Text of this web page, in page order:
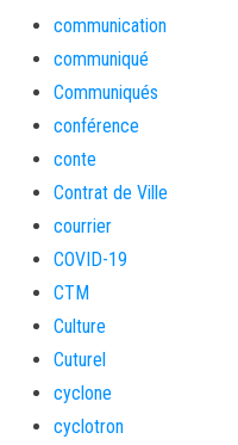
communication
communiqué
Communiqués
conférence
conte
Contrat de Ville
courrier
COVID-19
CTM
Culture
Cuturel
cyclone
cyclotron